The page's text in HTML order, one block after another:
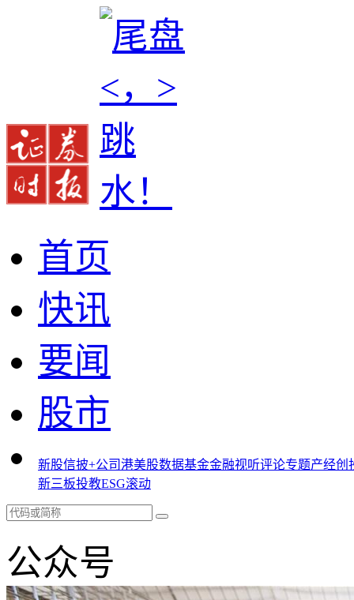
首页
快讯
要闻
股市
新股信披+公司港美股数据基金金融视听评论专题产经创
新三板投教ESG滚动
公众号